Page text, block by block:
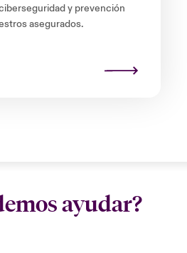
y prevención
asegurados.
ayudar?